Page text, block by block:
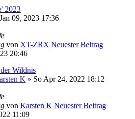
2023
09, 2023 17:36
von XT-ZRX Neuester Beitrag
20:46
Wildnis
K » So Apr 24, 2022 18:12
von Karsten K Neuester Beitrag
11:09